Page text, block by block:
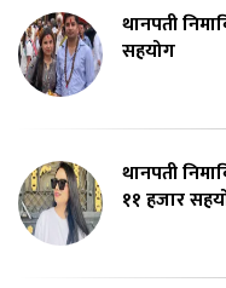
थानपती
सहयोग
थानपती
११ हजार